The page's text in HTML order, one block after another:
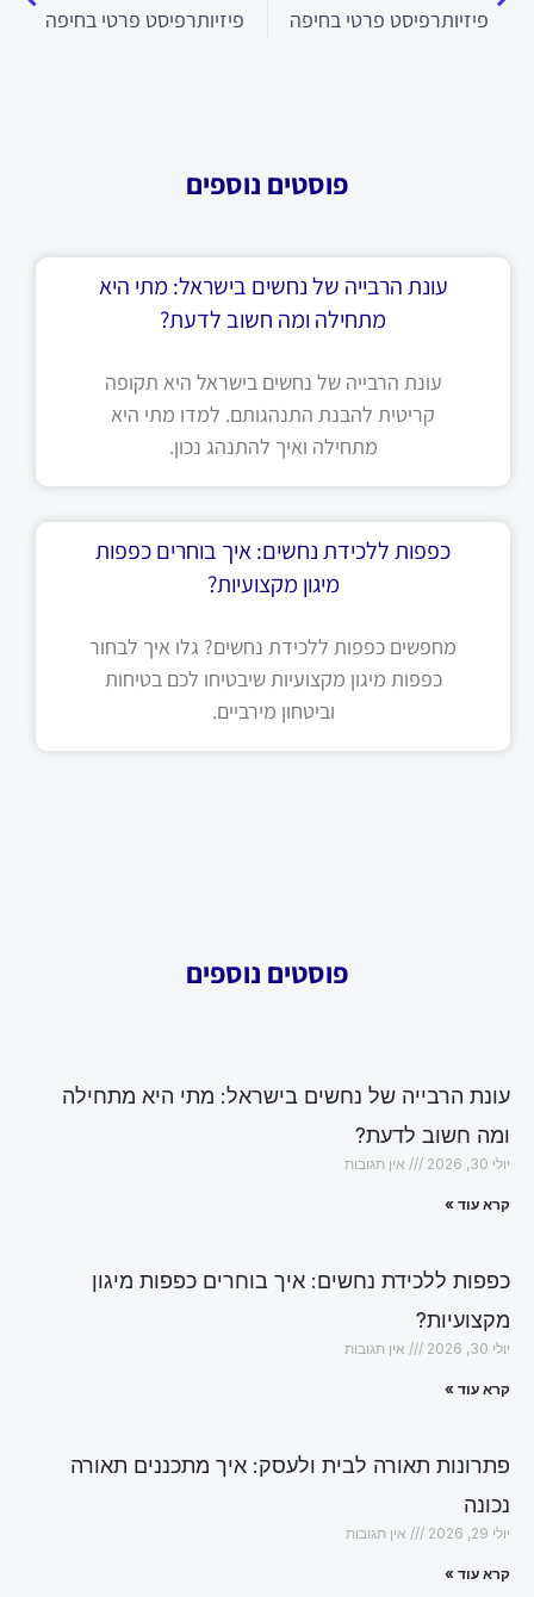
פיזיותרפיסט פרטי בחיפה פיזיותרפיסט פרטי בחיפה
פוסטים נוספים
עונת הרבייה של נחשים בישראל: מתי היא
מתחילה ומה חשוב לדעת?
עונת הרבייה של נחשים בישראל היא תקופה
קריטית להבנת התנהגותם. למדו מתי היא
מתחילה ואיך להתנהג נכון.
כפפות ללכידת נחשים: איך בוחרים כפפות
מיגון מקצועיות?
מחפשים כפפות ללכידת נחשים? גלו איך לבחור
כפפות מיגון מקצועיות שיבטיחו לכם בטיחות
וביטחון מירביים.
פוסטים נוספים
עונת הרבייה של נחשים בישראל: מתי היא מתחילה
ומה חשוב לדעת?
יולי 30, 2026 אין תגובות
קרא עוד »
כפפות ללכידת נחשים: איך בוחרים כפפות מיגון
מקצועיות?
יולי 30, 2026 אין תגובות
קרא עוד »
פתרונות תאורה לבית ולעסק: איך מתכננים תאורה
נכונה
יולי 29, 2026 אין תגובות
קרא עוד »